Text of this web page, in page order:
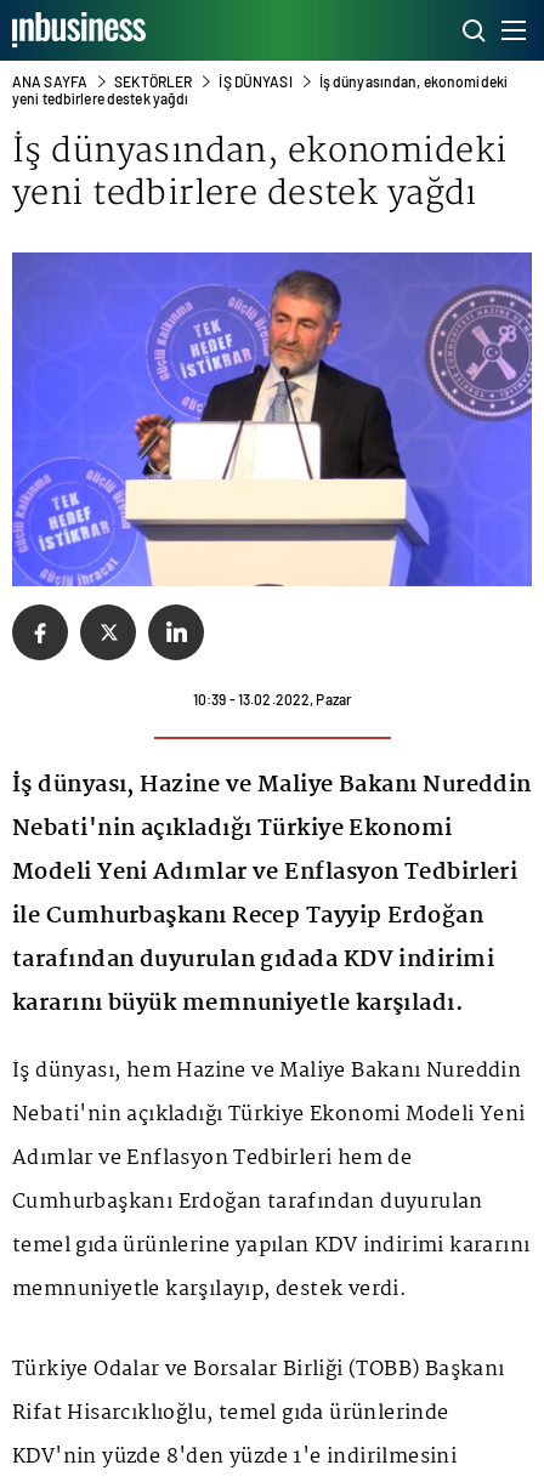
ANA SAYFA SEKTÖRLER İŞ DÜNYASI
İş dünyasından, ekonomideki
yeni tedbirlere destek yağdı
İş dünyasından, ekonomideki
yeni tedbirlere destek yağdı
10:39 - 13.02.2022, Pazar
İş dünyası, Hazine ve Maliye Bakanı Nureddin
Nebati'nin açıkladığı Türkiye Ekonomi
Modeli Yeni Adımlar ve Enflasyon Tedbirleri
ile Cumhurbaşkanı Recep Tayyip Erdoğan
tarafından duyurulan gıdada KDV indirimi
kararını büyük memnuniyetle karşıladı.
İş dünyası, hem Hazine ve Maliye Bakanı Nureddin
Nebati'nin açıkladığı Türkiye Ekonomi Modeli Yeni
Adımlar ve Enflasyon Tedbirleri hem de
Cumhurbaşkanı Erdoğan tarafından duyurulan
temel gıda ürünlerine yapılan KDV indirimi kararını
memnuniyetle karşılayıp, destek verdi.
Türkiye Odalar ve Borsalar Birliği (TOBB) Başkanı
Rifat Hisarcıklıoğlu, temel gıda ürünlerinde
KDV'nin yüzde 8'den yüzde 1'e indirilmesini